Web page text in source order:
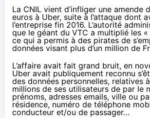
La CNIL vient d’infliger une amende
euros à Uber, suite à l’attaque dont
l’entreprise fin 2016. L’autorité
que le géant du VTC a multiplié les «
ce qui a permis à des pirates de
données visant plus d’un million de
L’affaire avait fait grand bruit, en
Uber avait publiquement reconnu
des données personnelles, relatives
millions de ses utilisateurs de par le
prénoms, adresses emails, ville ou
résidence, numéro de téléphone
conducteur et/ou de passager…